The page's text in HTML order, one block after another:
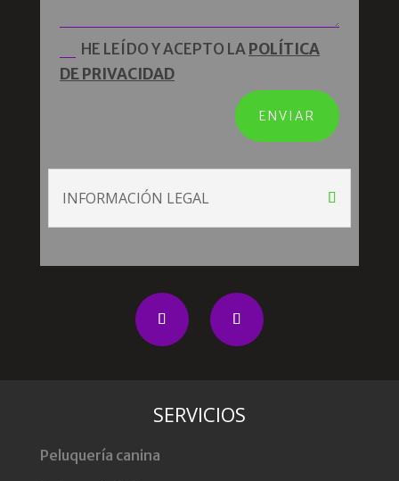
HE LEÍDO Y ACEPTO LAPOLÍTICA
DE PRIVACIDAD
ENVIAR
INFORMACIÓN LEGAL
SERVICIOS
Peluquería canina